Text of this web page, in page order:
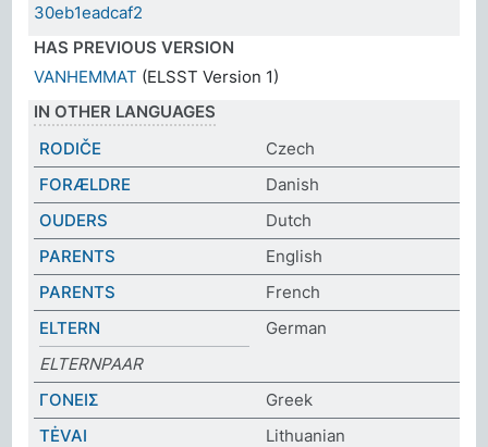
30eb1eadcaf2
HAS PREVIOUS VERSION
VANHEMMAT (ELSST Version 1)
IN OTHER LANGUAGES
RODIČE
Czech
FORÆLDRE
Danish
OUDERS
Dutch
PARENTS
English
PARENTS
French
ELTERN
German
ELTERNPAAR
ΓΟΝΕΙΣ
Greek
TĖVAI
Lithuanian